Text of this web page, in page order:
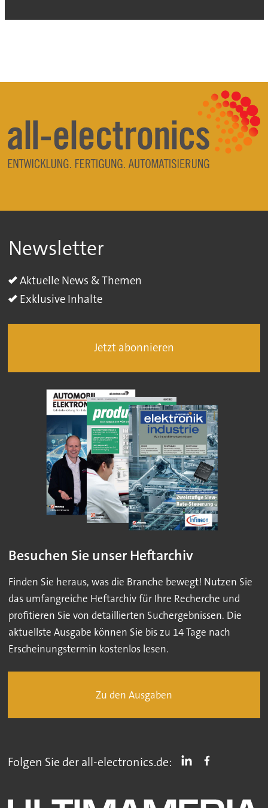
Newsletter
Aktuelle News & Themen
Exklusive Inhalte
Jetzt abonnieren
Besuchen Sie unser Heftarchiv
Finden Sie heraus, was die Branche bewegt! Nutzen Sie
das umfangreiche Heftarchiv für Ihre Recherche und
profitieren Sie von detaillierten Suchergebnissen. Die
aktuellste Ausgabe können Sie bis zu 14 Tage nach
Erscheinungstermin kostenlos lesen.
Zu den Ausgaben
Folgen Sie der all-electronics.de: